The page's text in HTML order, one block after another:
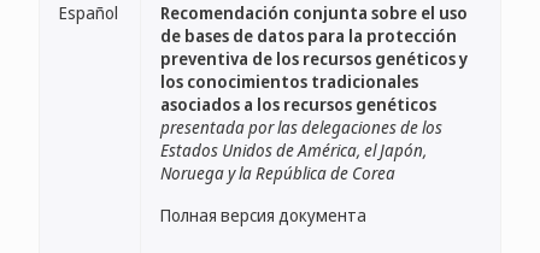
Español
Recomendación conjunta sobre el uso
de bases de datos para la protección
preventiva de los recursos genéticos y
los conocimientos tradicionales
asociados a los recursos genéticos
presentada por las delegaciones de los
Estados Unidos de América, el Japón,
Noruega y la República de Corea
Полная версия документа